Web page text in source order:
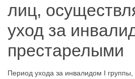
лиц,
уход за
престарелыми
Период ухода за инвалидом I